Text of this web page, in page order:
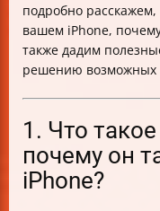
подробно расскажем,
вашем iPhone,
также дадим
решению возможных
1. Что
почему он
iPhone?